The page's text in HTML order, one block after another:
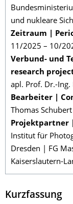
und nukleare
Zeitraum |
11/2025 – 10/
Verbund- und
research
apl. Prof. Dr.-
Bearbeiter |
Thomas Schubert
Projektpartner
Institut für
Dresden | FG
Kaiserslautern-
Kurzfassung